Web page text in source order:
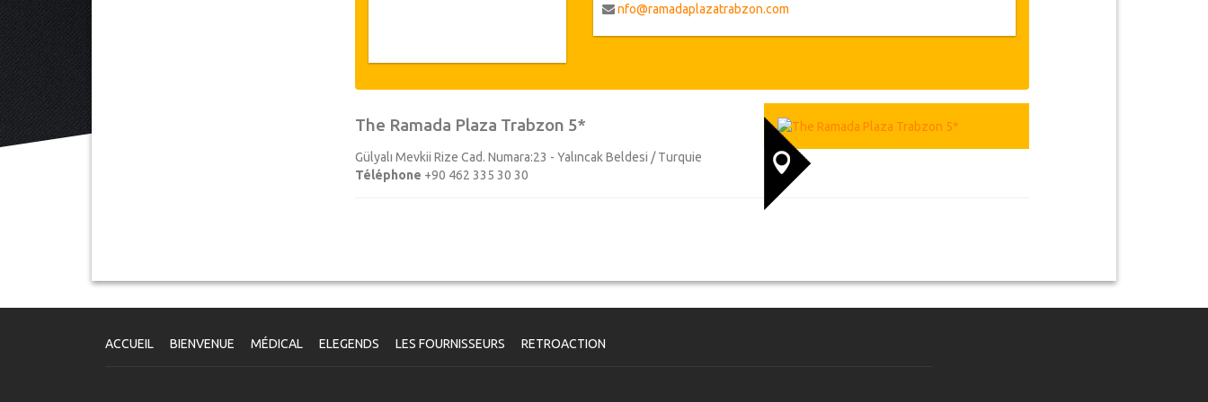
voiliers et le tourisme. Les arrangements intérieurs et extérieurs de
nfo@ramadaplazatrabzon.com
The Ramada Plaza Trabzon 5*
Gülyalı Mevkii Rize Cad. Numara:23 - Yalıncak Beldesi / Turquie
Téléphone +90 462 335 30 30
ACCUEIL BIENVENUE MÉDICAL ELEGENDS LES FOURNISSEURS RETROACTION